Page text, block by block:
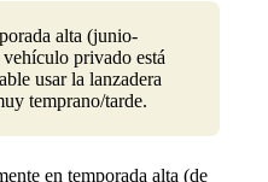
alta (junio-
privado está
usar la lanzadera
temprano/tarde.
en temporada alta (de